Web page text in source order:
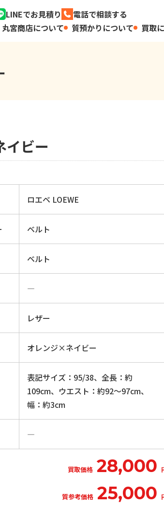
LINEでお見積り
電話で相談する
丸宮商店について
質預かりについて 買取
イビー
ロエベ LOEWE
ベルト
ベルト
―
レザー
オレンジ×ネイビー
表記サイズ：95/38、全長：約
109cm、ウエスト：約92〜97cm、
幅：約3cm
―
買取価格 28,000
質参考価格 25,000